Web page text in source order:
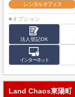
レンタルオフィス
■オプション
法人登記OK
インターネット
Land Chaos東陽町